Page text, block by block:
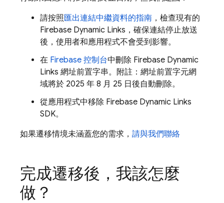
請按照匯出連結中繼資料的指南 ，檢查現有的
Firebase Dynamic Links，確保連結停止放送
後，使用者和應用程式不會受到影響。
在 Firebase 控制台中刪除 Firebase Dynamic
Links 網址前置字串。附註：網址前置字元網
域將於 2025 年 8 月 25 日後自動刪除。
從應用程式中移除 Firebase Dynamic Links
SDK。
如果遷移情境未涵蓋您的需求， 請與我們聯絡
完成遷移後，我該怎麼
做？